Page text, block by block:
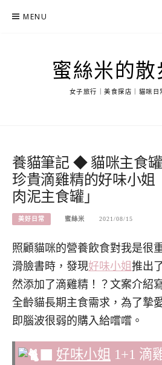
MENU
蜜絲米的散
女子旅行｜美食探店｜貓咪日
養貓筆記 ◆ 貓咪主食
珍貴滴雞精的好味小姐
肉泥主食罐」
美好日常 蜜絲米 2021/08/15
照顧貓咪的營養飲食對我是很
滑臉書時，發現好味小姐推出
然添加了滴雞精！？文案介紹
全齡貓長期主食需求，為了摯
即腦波很弱的購入給嚐嚐。
好味小姐 1+1 滴